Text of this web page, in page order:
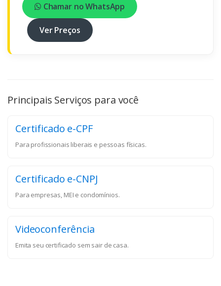
Chamar no WhatsApp
Ver Preços
Principais Serviços para você
Certificado e-CPF
Para profissionais liberais e pessoas físicas.
Certificado e-CNPJ
Para empresas, MEI e condomínios.
Videoconferência
Emita seu certificado sem sair de casa.